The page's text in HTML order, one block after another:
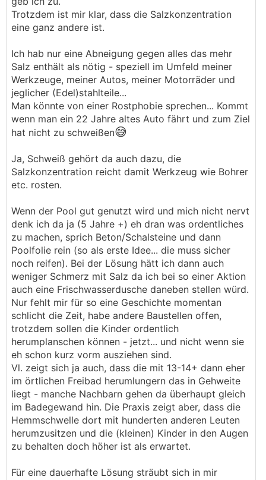
Trotzdem ist mir klar, dass die Salzkonzentration
eine ganz andere ist.
Ich hab nur eine Abneigung gegen alles das mehr
Salz enthält als nötig - speziell im Umfeld meiner
Werkzeuge, meiner Autos, meiner Motorräder und
jeglicher (Edel)stahlteile...
Man könnte von einer Rostphobie sprechen... Kommt
wenn man ein 22 Jahre altes Auto fährt und zum Ziel
hat nicht zu schweißen😅
Ja, Schweiß gehört da auch dazu, die
Salzkonzentration reicht damit Werkzeug wie Bohrer
etc. rosten.
Wenn der Pool gut genutzt wird und mich nicht nervt
denk ich da ja (5 Jahre +) eh dran was ordentliches
zu machen, sprich Beton/Schalsteine und dann
Poolfolie rein (so als erste Idee... die muss sicher
noch reifen). Bei der Lösung hätt ich dann auch
weniger Schmerz mit Salz da ich bei so einer Aktion
auch eine Frischwasserdusche daneben stellen würd.
Nur fehlt mir für so eine Geschichte momentan
schlicht die Zeit, habe andere Baustellen offen,
trotzdem sollen die Kinder ordentlich
herumplanschen können - jetzt... und nicht wenn sie
eh schon kurz vorm ausziehen sind.
Vl. zeigt sich ja auch, dass die mit 13-14+ dann eher
im örtlichen Freibad herumlungern das in Gehweite
liegt - manche Nachbarn gehen da überhaupt gleich
im Badegewand hin. Die Praxis zeigt aber, dass die
Hemmschwelle dort mit hunderten anderen Leuten
herumzusitzen und die (kleinen) Kinder in den Augen
zu behalten doch höher ist als erwartet.
Für eine dauerhafte Lösung sträubt sich in mir